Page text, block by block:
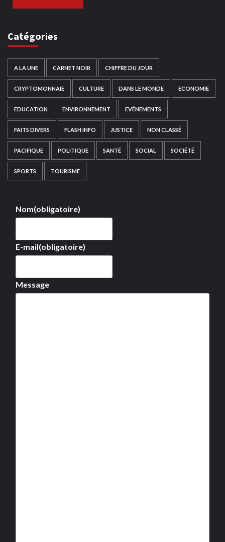
Catégories
A LA UNE CARNET NOIR CHIFFRE DU JOUR
CRYPTOMONNAIE CULTURE DANS LE MONDE ECONOMIE
EDUCATION ENVIRONNEMENT EVÉNEMENTS
FAITS DIVERS FLASH INFO JUSTICE NON CLASSÉ
PACIFIQUE POLITIQUE SANTÉ SOCIAL SOCIÉTÉ
SPORTS TOURISME
Nom(obligatoire)
E-mail(obligatoire)
Message